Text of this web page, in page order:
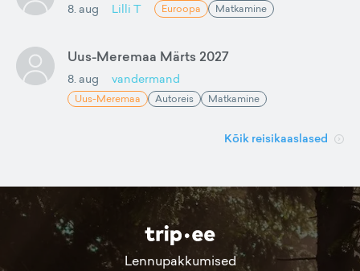
8. aug Lilli T Euroopa Matkamine
Uus-Meremaa Märts 2027
8. aug vandermand
Uus-Meremaa Autoreis Matkamine
Kõik reisikaaslased
Lennupakkumised